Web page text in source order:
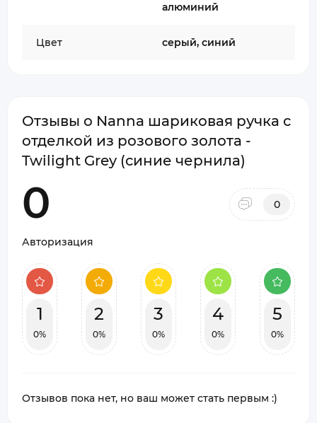
алюминий
Цвет серый, синий
Отзывы о Nanna шариковая ручка с
отделкой из розового золота -
Twilight Grey (синие чернила)
0 0
Авторизация
1
0%
2
0%
3
0%
4
0%
5
0%
Отзывов пока нет, но ваш может стать первым :)